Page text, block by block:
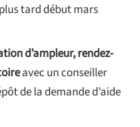
tard début mars
d’ampleur, rendez-
avec un conseiller
de la demande d’aide